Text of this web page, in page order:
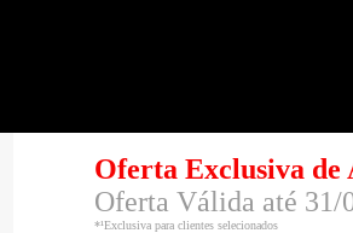
Oferta Exclusiva de
Oferta Válida até 31/
*¹Exclusiva para clientes selecionados